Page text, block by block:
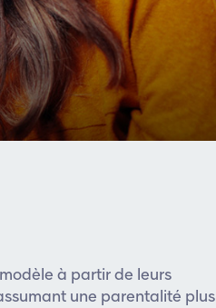
à partir de leurs
une parentalité plus